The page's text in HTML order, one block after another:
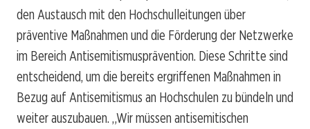
den Austausch mit den Hochschulleitungen über
präventive Maßnahmen und die Förderung der Netzwerke
im Bereich Antisemitismusprävention. Diese Schritte sind
entscheidend, um die bereits ergriffenen Maßnahmen in
Bezug auf Antisemitismus an Hochschulen zu bündeln und
weiter auszubauen. „Wir müssen antisemitischen